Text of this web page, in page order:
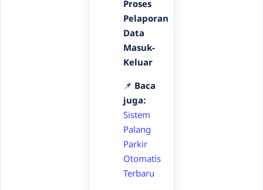
Proses
Pelaporan
Data
Masuk-
Keluar
📌 Baca
juga:
Sistem
Palang
Parkir
Otomatis
Terbaru